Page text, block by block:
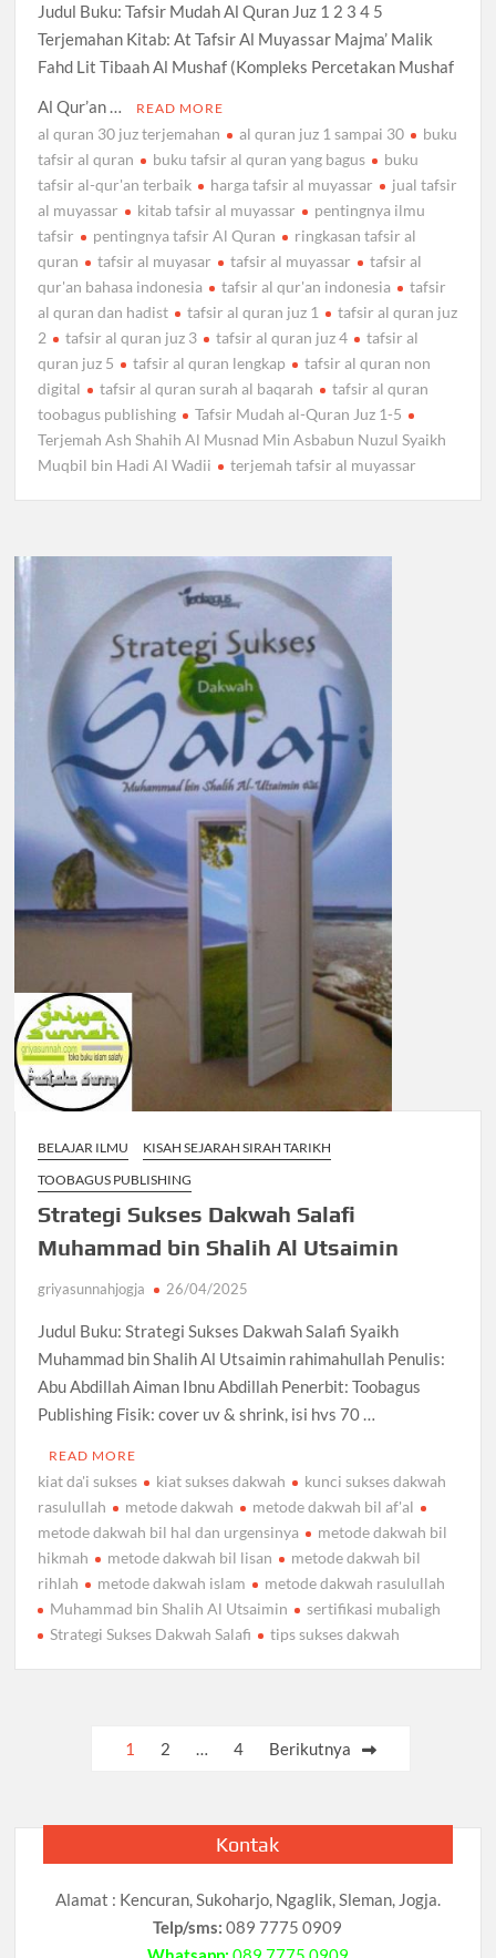
Judul Buku: Tafsir Mudah Al Quran Juz 1 2 3 4 5
Terjemahan Kitab: At Tafsir Al Muyassar Majma’ Malik
Fahd Lit Tibaah Al Mushaf (Kompleks Percetakan Mushaf
Al Qur’an …
READ MORE
al quran 30 juz terjemahan al quran juz 1 sampai 30
buku
tafsir al quran
buku tafsir al quran yang bagus
buku
tafsir al-qur'an terbaik
harga tafsir al muyassar
jual tafsir
al muyassar
kitab tafsir al muyassar
pentingnya ilmu
tafsir
pentingnya tafsir Al Quran
ringkasan tafsir al
quran
tafsir al muyasar tafsir al muyassar
tafsir al
qur'an bahasa indonesia
tafsir al qur'an indonesia
tafsir
al quran dan hadist
tafsir al quran juz 1
tafsir al quran juz
2
tafsir al quran juz 3 tafsir al quran juz 4
tafsir al
quran juz 5
tafsir al quran lengkap
tafsir al quran non
digital
tafsir al quran surah al baqarah
tafsir al quran
toobagus publishing
Tafsir Mudah al-Quran Juz 1-5
Terjemah Ash Shahih Al Musnad Min Asbabun Nuzul Syaikh
Muqbil bin Hadi Al Wadii
terjemah tafsir al muyassar
BELAJAR ILMU
KISAH SEJARAH SIRAH TARIKH
TOOBAGUS PUBLISHING
Strategi Sukses Dakwah Salafi
Muhammad bin Shalih Al Utsaimin
griyasunnahjogja 26/04/2025
Judul Buku: Strategi Sukses Dakwah Salafi Syaikh
Muhammad bin Shalih Al Utsaimin rahimahullah Penulis:
Abu Abdillah Aiman Ibnu Abdillah Penerbit: Toobagus
Publishing Fisik: cover uv & shrink, isi hvs 70 …
READ MORE
kiat da'i sukses kiat sukses dakwah
kunci sukses dakwah
rasulullah
metode dakwah
metode dakwah bil af'al
metode dakwah bil hal dan urgensinya
metode dakwah bil
hikmah
metode dakwah bil lisan
metode dakwah bil
rihlah
metode dakwah islam
metode dakwah rasulullah
Muhammad bin Shalih Al Utsaimin
sertifikasi mubaligh
Strategi Sukses Dakwah Salafi
tips sukses dakwah
Paginasi1 2 … 4 Berikutnya
Kontak
Alamat : Kencuran, Sukoharjo, Ngaglik, Sleman, Jogja.
Telp/sms: 089 7775 0909